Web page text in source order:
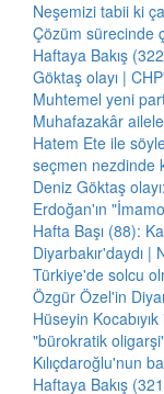
Neşemizi tabii ki
Çözüm sürecinde
Haftaya Bakış
Göktaş olayı |
Muhtemel yeni
Muhafazakâr
Hatem Ete ile
seçmen nezdinde
Deniz Göktaş
Erdoğan'ın
Hafta Başı (88):
Diyarbakır'daydı |
Türkiye'de solcu
Özgür Özel'in
Hüseyin
"bürokratik
Kılıçdaroğlu'nun
Haftaya Bakış